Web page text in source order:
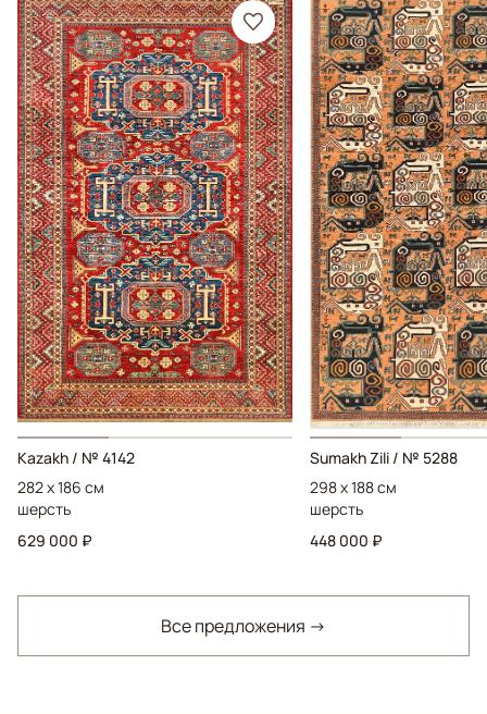
Kazakh / № 4142
282 x 186 см
шерсть
629 000 ₽
Sumakh Zili / № 5288
298 x 188 см
шерсть
448 000 ₽
Все предложения →